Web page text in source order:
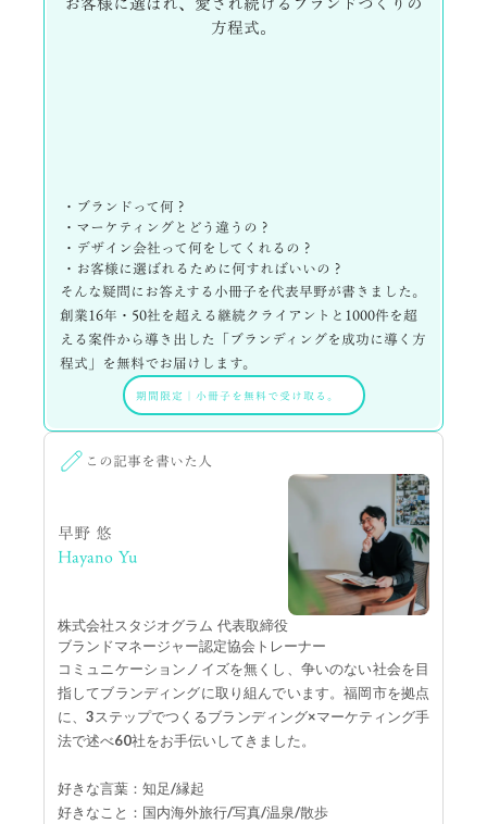
方程式。
・ブランドって何？
・マーケティングとどう違うの？
・デザイン会社って何をしてくれるの？
・お客様に選ばれるために何すればいいの？
そんな疑問にお答えする小冊子を代表早野が書きました。
創業16年・50社を超える継続クライアントと1000件を超
える案件から導き出した「ブランディングを成功に導く方
程式」を無料でお届けします。
期間限定 ｜ 小冊子を無料で受け取る。
この記事を書いた人
早野 悠
Hayano Yu
株式会社スタジオグラム 代表取締役
ブランドマネージャー認定協会トレーナー
コミュニケーションノイズを無くし、争いのない社会を目
指してブランディングに取り組んでいます。福岡市を拠点
に、3ステップでつくるブランディング×マーケティング手
法で述べ60社をお手伝いしてきました。
好きな言葉：知足/縁起
好きなこと：国内海外旅行/写真/温泉/散歩